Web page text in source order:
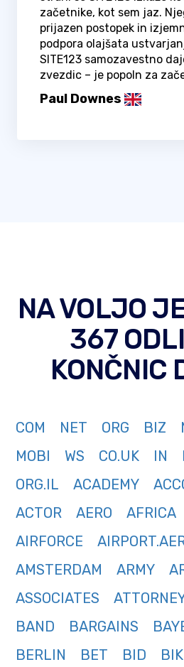
začetnike, kot sem jaz.
prijazen postopek in
podpora olajšata
SITE123 samozavestno
zvezdic – je popoln za
Paul Downes
NA VOLJO
367
KONČNIC
COM NET ORG BIZ
MOBI
WS CO.UK IN
ORG.IL
ACADEMY
ACTOR
AERO AFRICA
AIRFORCE
AMSTERDAM
ARMY
ASSOCIATES
BAND
BARGAINS
BERLIN
BET BID